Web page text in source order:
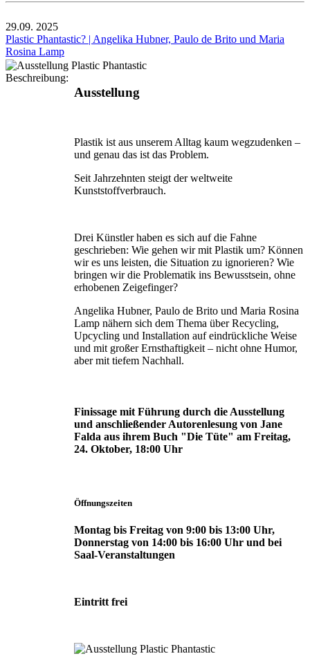
29.09. 2025
Plastic Phantastic? | Angelika Hubner, Paulo de Brito und Maria
Rosina Lamp
Beschreibung:
Ausstellung
Plastik ist aus unserem Alltag kaum wegzudenken –
und genau das ist das Problem.
Seit Jahrzehnten steigt der weltweite
Kunststoffverbrauch.
Drei Künstler haben es sich auf die Fahne
geschrieben: Wie gehen wir mit Plastik um? Können
wir es uns leisten, die Situation zu ignorie­ren? Wie
bringen wir die Problematik ins Bewusstsein, ohne
erhobenen Zeigefinger?
Angelika Hubner, Paulo de Brito und Maria Rosina
Lamp nähern sich dem Thema über Recycling,
Upcycling und Installation auf eindrückliche Weise
und mit großer Ernst­haftigkeit – nicht ohne Humor,
aber mit tiefem Nachhall.
Finissage mit Führung durch die Ausstellung
und anschließender Autorenlesung von Jane
Falda aus ihrem Buch "Die Tüte" am Freitag,
24. Oktober, 18:00 Uhr
Öffnungszeiten
Montag bis Freitag von 9:00 bis 13:00 Uhr,
Donnerstag von 14:00 bis 16:00 Uhr und bei
Saal-Veranstaltungen
Eintritt frei